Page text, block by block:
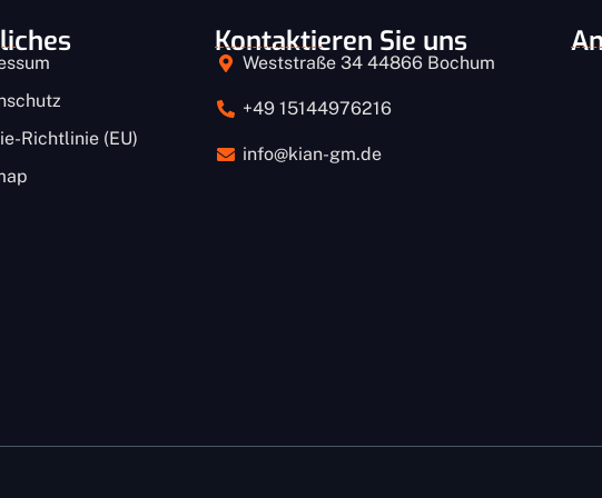
Richtlinie (EU)
Kontaktieren Sie uns
Weststraße 34 44866 Bochum
+49 15144976216
info@kian-gm.de